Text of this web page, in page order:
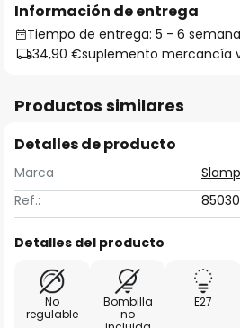
Información de entrega
Tiempo de entrega: 5 - 6
34,90 €suplemento mercancía
Productos similares
Detalles de producto
Marca
Slamp
Ref.:
Detalles del producto
No
regulable
Bombilla
no
E27